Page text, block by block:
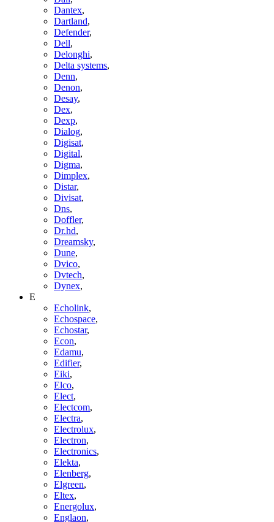
Dantex,
Dartland,
Defender,
Dell,
Delonghi,
Delta systems,
Denn,
Denon,
Desay,
Dex,
Dexp,
Dialog,
Digisat,
Digital,
Digma,
Dimplex,
Distar,
Divisat,
Dns,
Doffler,
Dr.hd,
Dreamsky,
Dune,
Dvico,
Dvtech,
Dynex,
E
Echolink,
Echospace,
Echostar,
Econ,
Edamu,
Edifier,
Eiki,
Elco,
Elect,
Electcom,
Electra,
Electrolux,
Electron,
Electronics,
Elekta,
Elenberg,
Elgreen,
Eltex,
Energolux,
Englaon,